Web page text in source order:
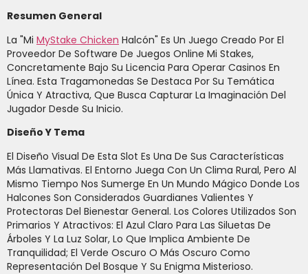
Resumen General
La "Mi MyStake Chicken Halcón" Es Un Juego Creado Por El
Proveedor De Software De Juegos Online Mi Stakes,
Concretamente Bajo Su Licencia Para Operar Casinos En
Línea. Esta Tragamonedas Se Destaca Por Su Temática
Única Y Atractiva, Que Busca Capturar La Imaginación Del
Jugador Desde Su Inicio.
Diseño Y Tema
El Diseño Visual De Esta Slot Es Una De Sus Características
Más Llamativas. El Entorno Juega Con Un Clima Rural, Pero Al
Mismo Tiempo Nos Sumerge En Un Mundo Mágico Donde Los
Halcones Son Considerados Guardianes Valientes Y
Protectoras Del Bienestar General. Los Colores Utilizados Son
Primarios Y Atractivos: El Azul Claro Para Las Siluetas De
Árboles Y La Luz Solar, Lo Que Implica Ambiente De
Tranquilidad; El Verde Oscuro O Más Oscuro Como
Representación Del Bosque Y Su Enigma Misterioso.